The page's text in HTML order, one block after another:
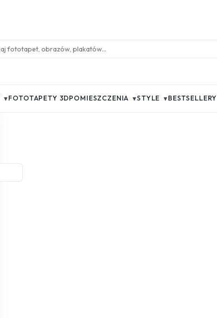
▾FOTOTAPETY 3DPOMIESZCZENIA ▾STYLE ▾BESTSELLERY